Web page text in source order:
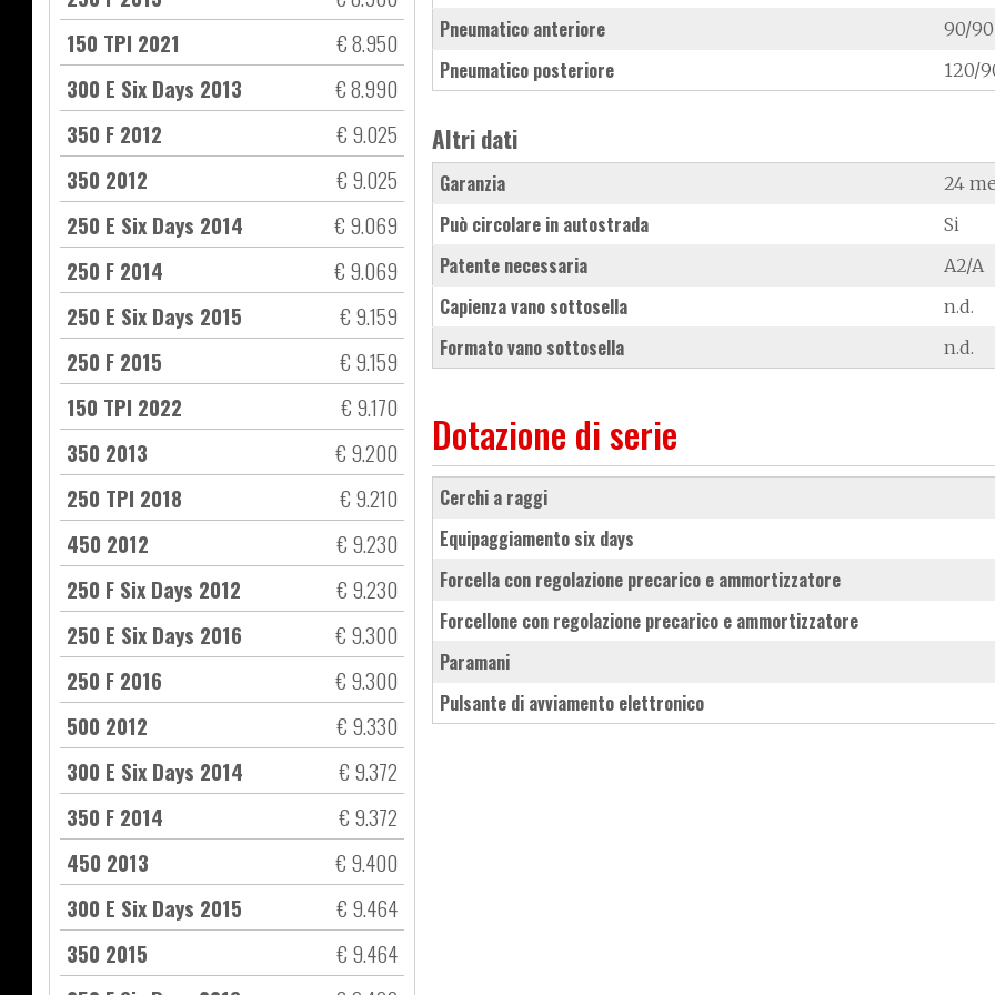
150 TPI 2021
€ 8.950
300 E Six Days 2013
€ 8.990
350 F 2012
€ 9.025
350 2012
€ 9.025
250 E Six Days 2014
€ 9.069
250 F 2014
€ 9.069
250 E Six Days 2015
€ 9.159
250 F 2015
€ 9.159
150 TPI 2022
€ 9.170
350 2013
€ 9.200
250 TPI 2018
€ 9.210
450 2012
€ 9.230
250 F Six Days 2012
€ 9.230
250 E Six Days 2016
€ 9.300
250 F 2016
€ 9.300
500 2012
€ 9.330
300 E Six Days 2014
€ 9.372
350 F 2014
€ 9.372
450 2013
€ 9.400
300 E Six Days 2015
€ 9.464
350 2015
€ 9.464
Pneumatico anteriore 90/90
Pneumatico posteriore 120/
Altri dati
Garanzia 24
Può circolare in autostrada Si
Patente necessaria A2/A
Capienza vano sottosella n.d.
Formato vano sottosella n.d.
Dotazione di serie
cerchi a raggi
equipaggiamento six days
forcella con regolazione precarico e ammortizzatore
forcellone con regolazione precarico e ammortizzatore
paramani
pulsante di avviamento elettronico